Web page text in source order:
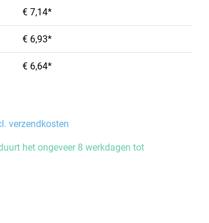
€ 7,14*
€ 6,93*
€ 6,64*
verzendkosten
het ongeveer 8 werkdagen tot